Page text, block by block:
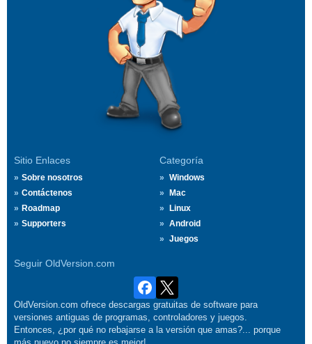
Sitio Enlaces
Sobre nosotros
Contáctenos
Roadmap
Supporters
Categoría
Windows
Mac
Linux
Android
Juegos
Seguir OldVersion.com
OldVersion.com ofrece descargas gratuitas de software para
versiones antiguas de programas, controladores y juegos.
Entonces, ¿por qué no rebajarse a la versión que amas?... porque